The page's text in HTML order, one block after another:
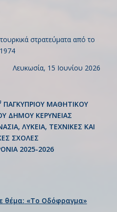
στρατεύματα από το
1974
Λευκωσία, 15 Ιουνίου 2026
ΠΑΓΚΥΠΡΙΟΥ ΜΑΘΗΤΙΚΟΥ
ΔΗΜΟΥ ΚΕΡΥΝΕΙΑΣ
ΛΥΚΕΙΑ, ΤΕΧΝΙΚΕΣ ΚΑΙ
ΣΧΟΛΕΣ
2025-2026
θέμα: «Το Οδόφραγμα»